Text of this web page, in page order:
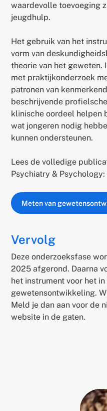
waardevolle toevoeging
jeugdhulp.
Het gebruik van het
vorm van
theorie van het
met praktijkonderzoek
patronen van
beschrijvende
klinische oordeel helpen
wat jongeren nodig
kunnen ondersteunen.
Lees de volledige
Psychiatry & Psychology:
Meten van
Vervolg
Deze onderzoeksfase
2025 afgerond. Daarna
het instrument voor het
gewetensontwikkeling.
Meld je dan aan voor de
website in de gaten.